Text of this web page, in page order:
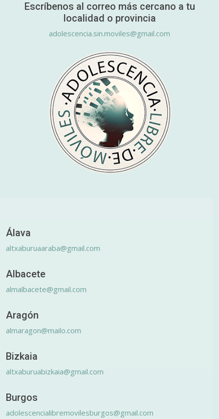
Escríbenos al correo más cercano a tu
localidad o provincia
adolescencia.sin.moviles@gmail.com
Álava
altxaburuaaraba@gmail.com
Albacete
almalbacete@gmail.com
Aragón
almaragon@mailo.com
Bizkaia
altxaburuabizkaia@gmail.com
Burgos
adolescencialibremovilesburgos@gmail.com